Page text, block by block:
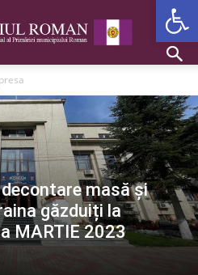
masă și
găzduiți la
MARTIE 2023